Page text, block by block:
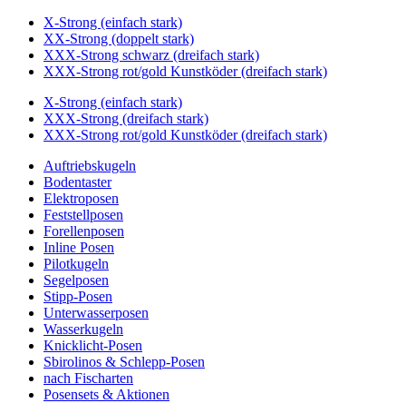
X-Strong (einfach stark)
XX-Strong (doppelt stark)
XXX-Strong schwarz (dreifach stark)
XXX-Strong rot/gold Kunstköder (dreifach stark)
X-Strong (einfach stark)
XXX-Strong (dreifach stark)
XXX-Strong rot/gold Kunstköder (dreifach stark)
Auftriebskugeln
Bodentaster
Elektroposen
Feststellposen
Forellenposen
Inline Posen
Pilotkugeln
Segelposen
Stipp-Posen
Unterwasserposen
Wasserkugeln
Knicklicht-Posen
Sbirolinos & Schlepp-Posen
nach Fischarten
Posensets & Aktionen